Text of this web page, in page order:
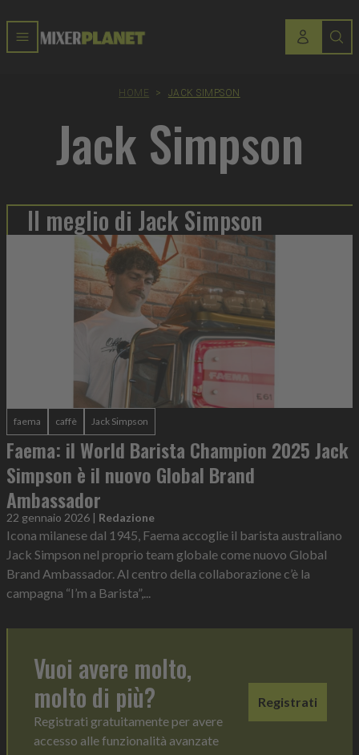
HOME > JACK SIMPSON
Jack Simpson
Il meglio di Jack Simpson
faema caffè Jack Simpson
Faema: il World Barista Champion 2025 Jack
Simpson è il nuovo Global Brand
Ambassador
22 gennaio 2026 | Redazione
Icona milanese dal 1945, Faema accoglie il barista australiano
Jack Simpson nel proprio team globale come nuovo Global
Brand Ambassador. Al centro della collaborazione c’è la
campagna “I’m a Barista”,...
Vuoi avere molto,
molto di più?
Registrati gratuitamente per avere
accesso alle funzionalità avanzate
Registrati